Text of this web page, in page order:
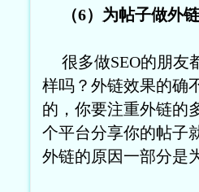
（6）为帖子做外链
很多做SEO的朋友
样吗？外链效果的确
的，你要注重外链的
个平台分享你的帖子
外链的原因一部分是